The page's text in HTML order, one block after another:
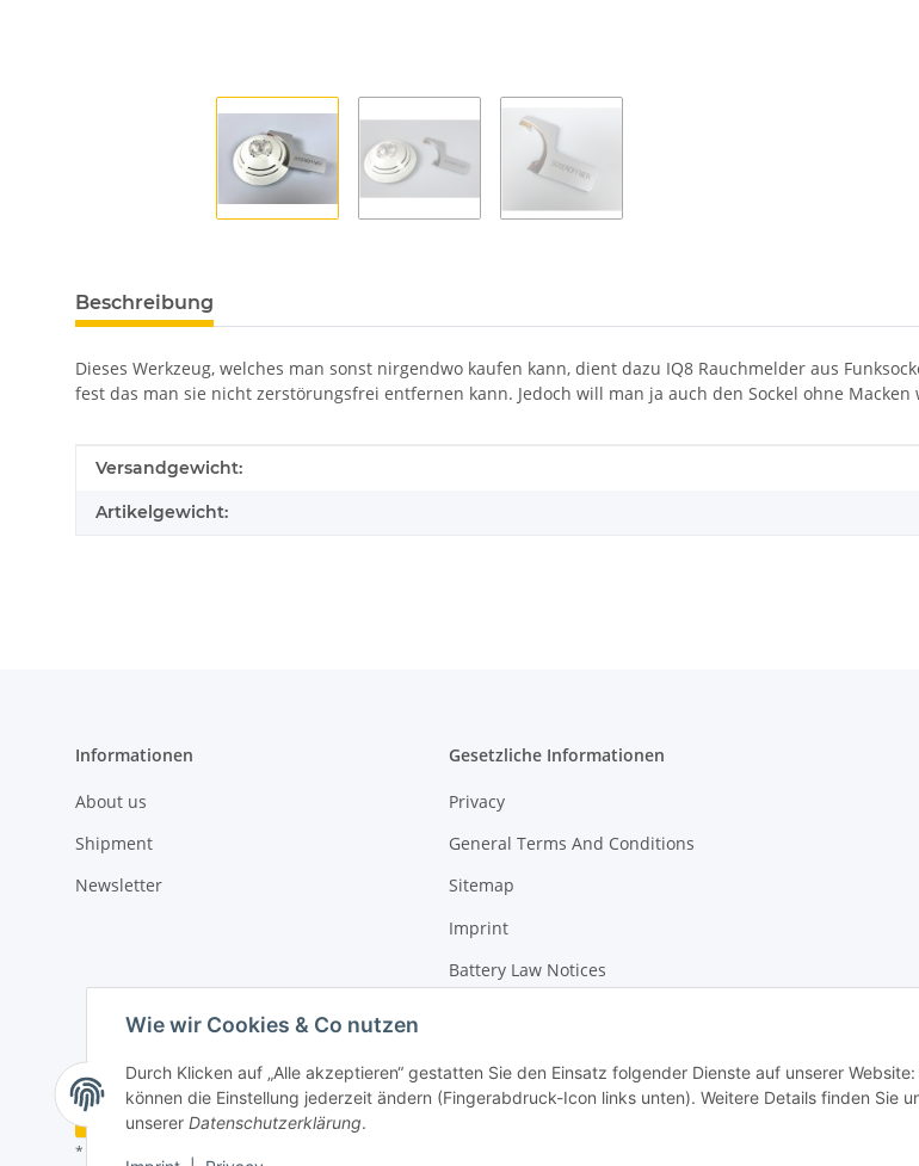
Wie wir Cookies & Co nutzen
Durch Klicken auf „Alle akzeptieren“ gestatten Sie den Einsatz folgender Dienste auf unserer Website:
können die Einstellung jederzeit ändern (Fingerabdruck-Icon links unten). Weitere Details finden Sie
unserer Datenschutzerklärung.
weitere Registerkarten anzeigen
Beschreibung
Dieses Werkzeug, welches man sonst nirgendwo kaufen kann, dient dazu IQ8 Rauchmelder aus
fest das man sie nicht zerstörungsfrei entfernen kann. Jedoch will man ja auch den Sockel ohne
Produkteigenschaft
Wert
Versandgewicht:
Artikelgewicht:
Informationen
About us
Shipment
Newsletter
Gesetzliche Informationen
Privacy
General Terms And Conditions
Sitemap
Imprint
Battery Law Notices
Vertrag widerrufen
* Alle Preise inkl. gesetzlicher USt., zzgl.